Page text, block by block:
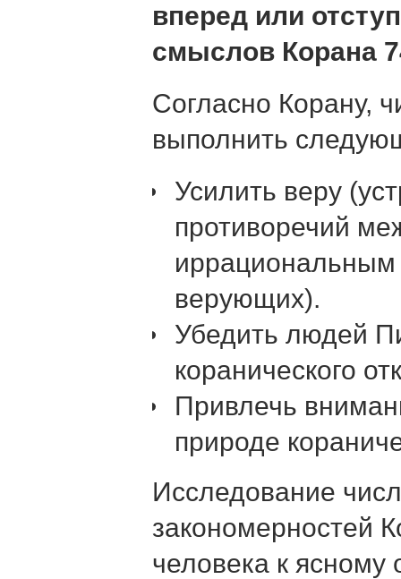
вперед или
смыслов Корана
Согласно Корану,
выполнить
Усилить веру
противоречий
иррациональным
верующих).
Убедить людей
коранического
Привлечь
природе
Исследование
закономерностей
человека к ясному